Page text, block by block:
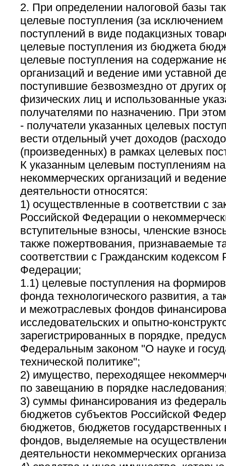
2. При определении налоговой базы
целевые поступления (за
поступлений в виде подакцизных
целевые поступления из бюджета
целевые поступления на содержание
организаций и ведение ими уставной
поступившие безвозмездно от других
физических лиц и использованные
получателями по назначению. При
- получатели указанных целевых
вести отдельный учет доходов
(произведенных) в рамках целевых
К указанным целевым поступлениям
некоммерческих организаций и
деятельности относятся:
1) осуществленные в соответствии с
Российской Федерации о
вступительные взносы, членские
также пожертвования, признаваемые
соответствии с Гражданским кодексом
Федерации;
1.1) целевые поступления на
фонда технологического развития, а
и межотраслевых фондов
исследовательских и опытно-
зарегистрированных в порядке,
Федеральным законом "О науке и
технической политике";
2) имущество, переходящее
по завещанию в порядке
3) суммы финансирования из
бюджетов субъектов Российской
бюджетов, бюджетов
фондов, выделяемые на
деятельности некоммерческих